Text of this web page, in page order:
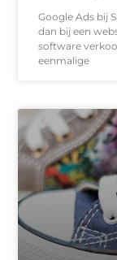
Google Ads bij
dan bij een
software
eenmalige